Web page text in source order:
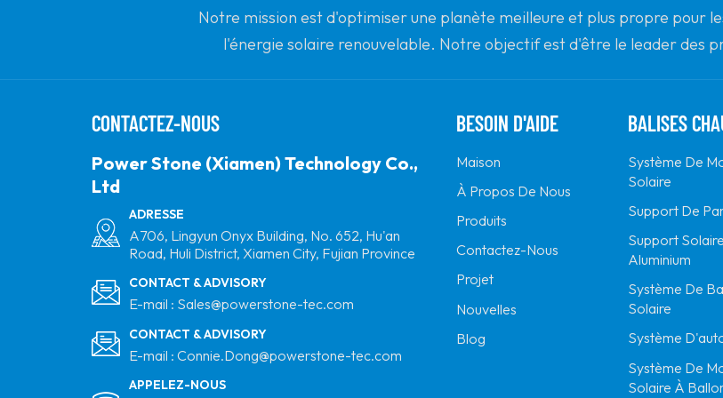
Notre mission est d'optimiser une planète meilleure et plus propre pour
l'énergie solaire renouvelable. Notre objectif est d'être le leader des
CONTACTEZ-NOUS
Power Stone (Xiamen) Technology Co.,
Ltd
ADRESSE
A706, Lingyun Onyx Building, No. 652, Hu'an
Road, Huli District, Xiamen City, Fujian Province
CONTACT & ADVISORY
E-mail : Sales@powerstone-tec.com
CONTACT & ADVISORY
E-mail : Connie.Dong@powerstone-tec.com
APPELEZ-NOUS
BESOIN D'AIDE
Maison
À Propos De Nous
Produits
Contactez-Nous
Projet
Nouvelles
Blog
BALISES
Système De
Solaire
Support De
Support
Aluminium
Système De
Solaire
Système
Système De
Solaire À